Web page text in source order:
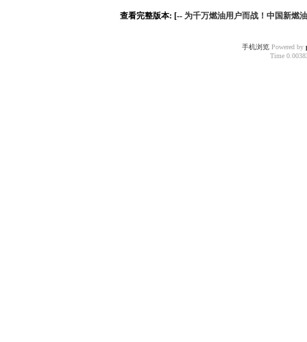
查看完整版本: [-- 为千万燃油用户而战！中国新燃
手机浏览Powered by
Time